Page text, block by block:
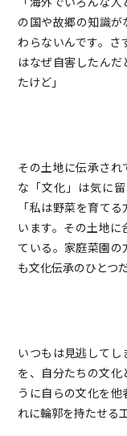
の国や故郷の知識
わらないんです。
はなぜ自害したん
たけど」
その土地に伝承さ
な「文化」は気に
「私は野菜を育て
います。その土地
ている。家庭菜園
も文化伝承のひとつ
いつもは見逃して
を、自分たちの文
うに自らの文化を
れに輪郭を持たせる